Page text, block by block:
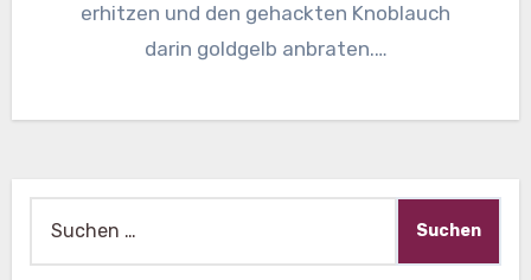
erhitzen und den gehackten Knoblauch
darin goldgelb anbraten.…
nach: